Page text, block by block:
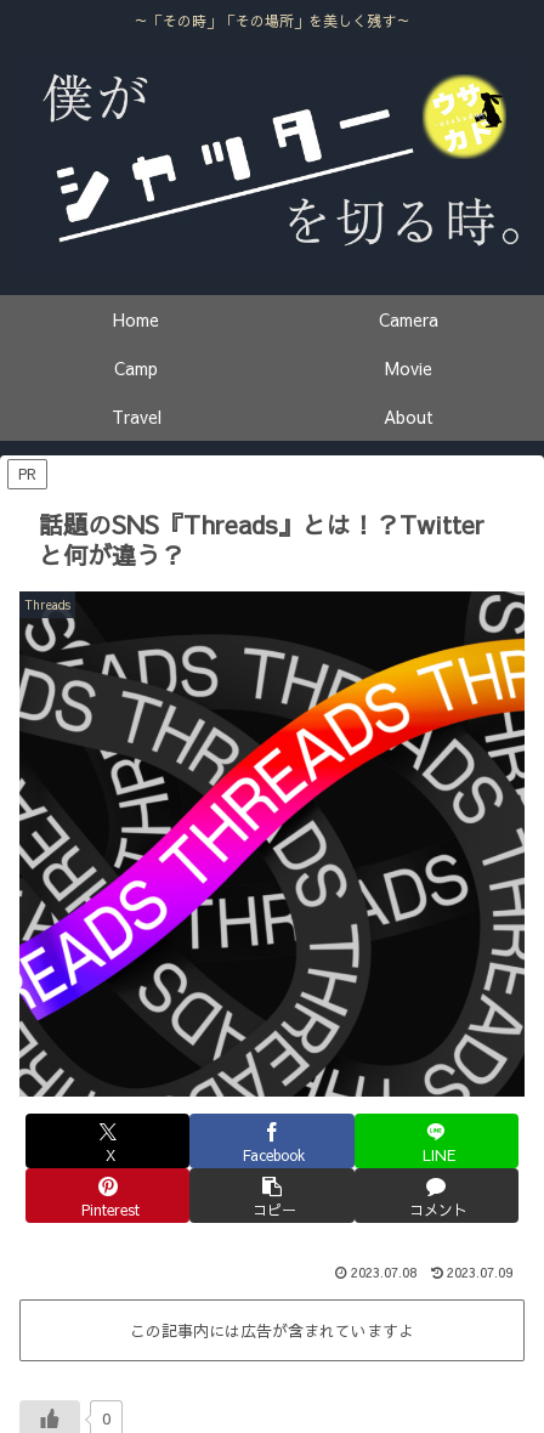
～「その時」「その場所」を美しく残す～
Home
Camera
Camp
Movie
Travel
About
PR
話題のSNS『Threads』とは！？Twitter
と何が違う？
Threads
X Facebook LINE
Pinterest コピー コメント
2023.07.08 2023.07.09
この記事内には広告が含まれていますよ
0